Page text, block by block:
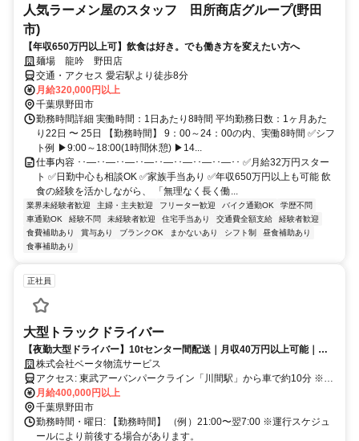
人気ラーメン屋のスタッフ 田所商店グループ(野田
市)
【年収650万円以上可】飲食は好き。でも働き方を変えたい方へ
麺場 龍吟 野田店
交通・アクセス 愛宕駅より徒歩8分
月給320,000円以上
千葉県野田市
勤務時間詳細 実働時間：1日あたり8時間 平均勤務日数：1ヶ月あた
り22日 〜 25日 【勤務時間】 9：00～24：00の内、実働8時間 ✅シフ
ト例 ▶9:00～18:00(1時間休憩) ▶14...
仕事内容 ･･―･･―･･―･･―･･―･･―･･―･･―･･ ✅月給32万円スター
ト ✅日勤中心も相談OK ✅家族手当あり ✅年収650万円以上も可能 飲
食の経験を活かしながら、 「無理なく長く働...
業界未経験者歓迎 主婦・主夫歓迎 フリーター歓迎 バイク通勤OK
学歴不問
車通勤OK
経験不問 未経験者歓迎 住宅手当あり 交通費全額支給
経験者歓迎
食費補助あり
賞与あり ブランクOK まかないあり シフト制
昼食補助あり
食事補助あり
正社員
大型トラックドライバー
【夜勤大型ドライバー】10tセンター間配送｜月収40万円以上可能｜長
距離なし｜毎日帰宅｜野田市
株式会社ベータ物流サービス
アクセス: 東武アーバンパークライン「川間駅」から車で約10分 ※マ
イカー・バイク通勤OK（駐車場完備）
月給400,000円以上
千葉県野田市
勤務時間・曜日: 【勤務時間】 （例）21:00〜翌7:00 ※運行スケジュ
ールにより前後する場合があります。